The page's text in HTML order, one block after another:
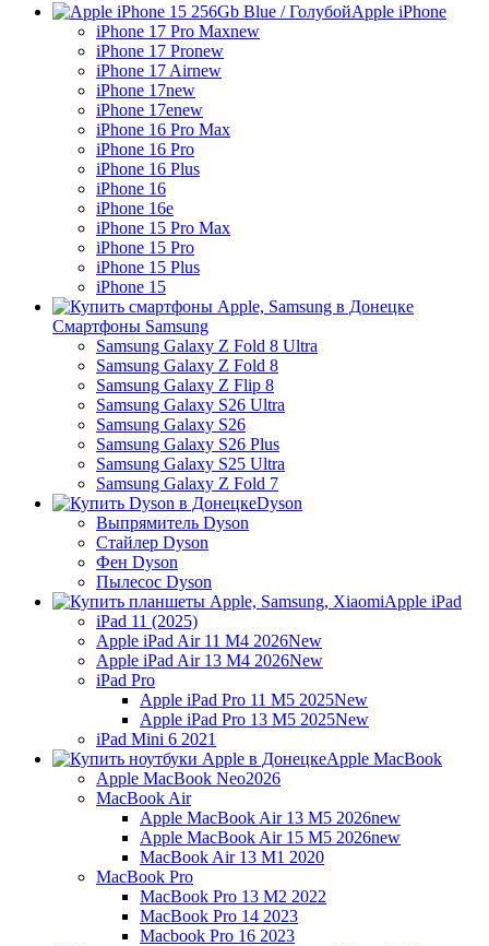
Apple iPhone
iPhone 17 Pro Maxnew
iPhone 17 Pronew
iPhone 17 Airnew
iPhone 17new
iPhone 17enew
iPhone 16 Pro Max
iPhone 16 Pro
iPhone 16 Plus
iPhone 16
iPhone 16e
iPhone 15 Pro Max
iPhone 15 Pro
iPhone 15 Plus
iPhone 15
Смартфоны Samsung
Samsung Galaxy Z Fold 8 Ultra
Samsung Galaxy Z Fold 8
Samsung Galaxy Z Flip 8
Samsung Galaxy S26 Ultra
Samsung Galaxy S26
Samsung Galaxy S26 Plus
Samsung Galaxy S25 Ultra
Samsung Galaxy Z Fold 7
Dyson
Выпрямитель Dyson
Стайлер Dyson
Фен Dyson
Пылесос Dyson
Apple iPad
iPad 11 (2025)
Apple iPad Air 11 M4 2026New
Apple iPad Air 13 M4 2026New
iPad Pro
Apple iPad Pro 11 M5 2025New
Apple iPad Pro 13 M5 2025New
iPad Mini 6 2021
Apple MacBook
Apple MacBook Neo2026
MacBook Air
Apple MacBook Air 13 M5 2026new
Apple MacBook Air 15 M5 2026new
MacBook Air 13 M1 2020
MacBook Pro
MacBook Pro 13 M2 2022
MacBook Pro 14 2023
Macbook Pro 16 2023